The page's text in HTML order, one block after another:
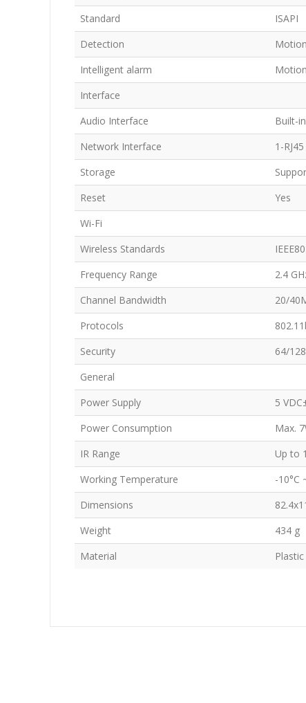
Standard
ISAPI
Detection
Intelligent alarm
Interface
Audio Interface
Built-
Network Interface
1-
Storage
Reset
Yes
Wi-Fi
Wireless Standards
Frequency Range
2.4
Channel Bandwidth
20/
Protocols
Security
64/
General
Power Supply
5
Power Consumption
Max.
IR Range
Up to
Working Temperature
-10°C
Dimensions
Weight
434 g
Material
Plastic